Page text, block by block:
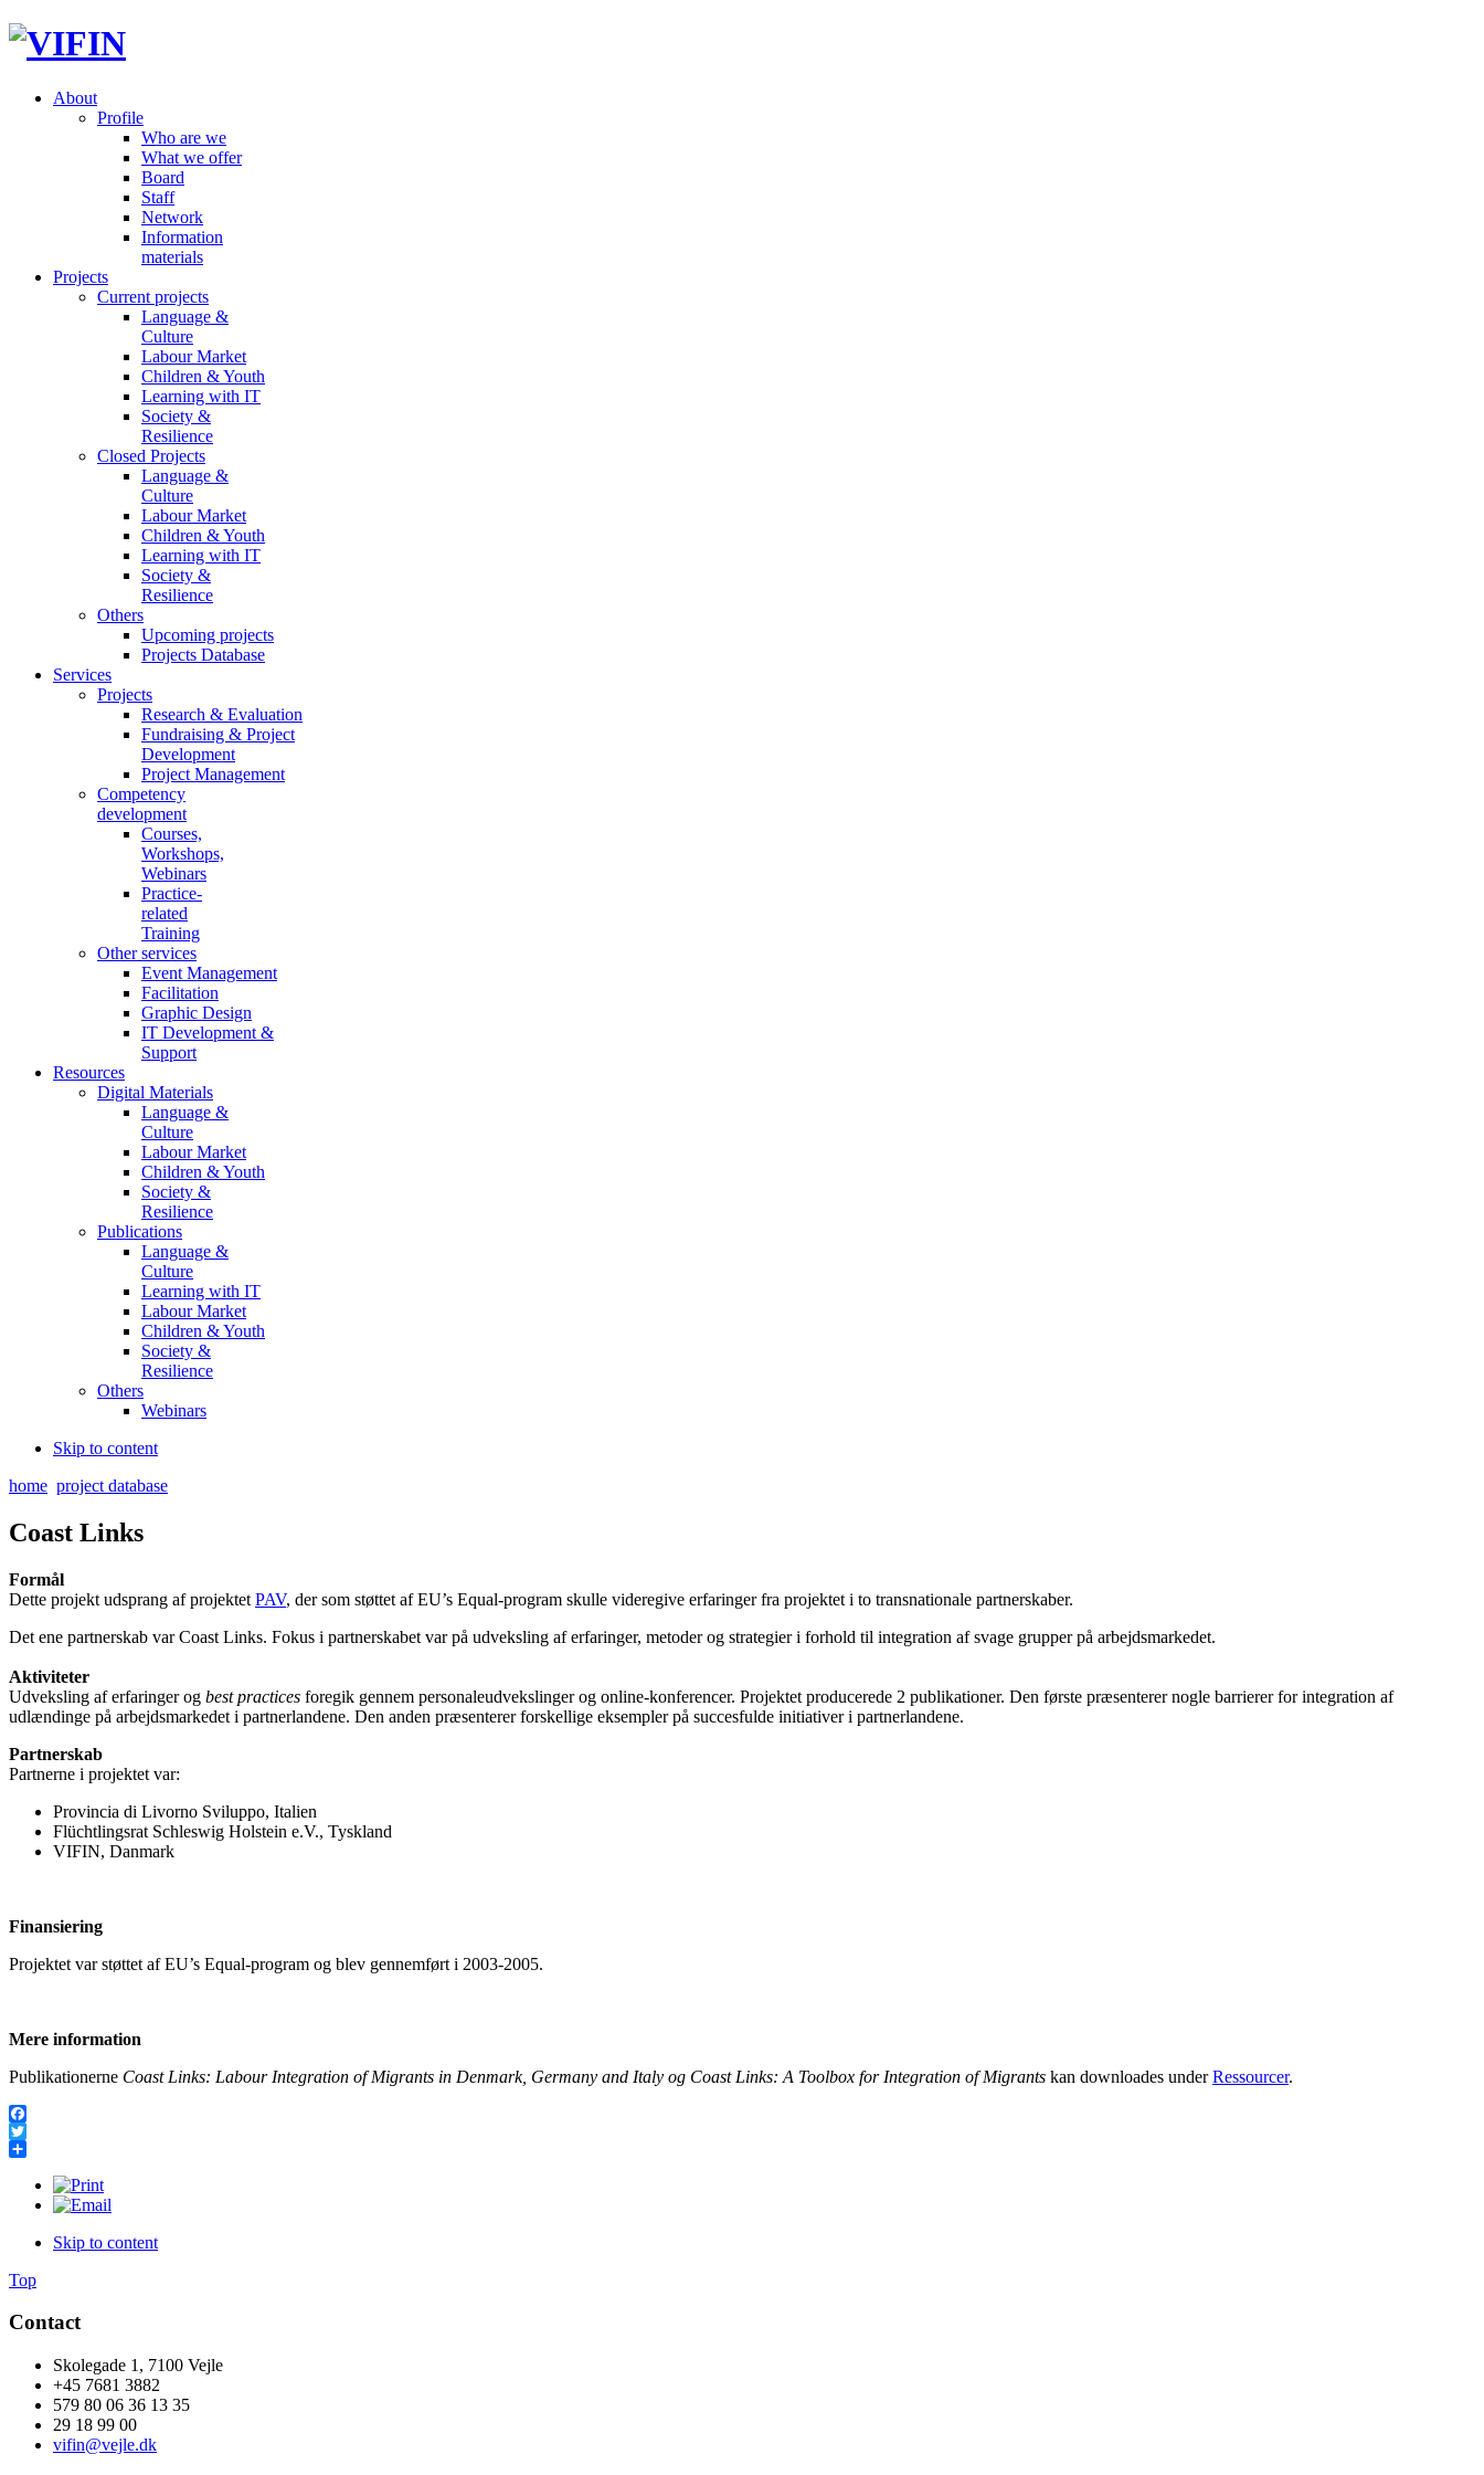
About
Profile
Who are we
What we offer
Board
Staff
Network
Information
materials
Projects
Current projects
Language &
Culture
Labour Market
Children & Youth
Learning with IT
Society &
Resilience
Closed Projects
Language &
Culture
Labour Market
Children & Youth
Learning with IT
Society &
Resilience
Others
Upcoming projects
Projects Database
Services
Projects
Research & Evaluation
Fundraising & Project
Development
Project Management
Competency
development
Courses,
Workshops,
Webinars
Practice-
related
Training
Other services
Event Management
Facilitation
Graphic Design
IT Development &
Support
Resources
Digital Materials
Language &
Culture
Labour Market
Children & Youth
Society &
Resilience
Publications
Language &
Culture
Learning with IT
Labour Market
Children & Youth
Society &
Resilience
Others
Webinars
Skip to content
home project database
Coast Links
Formål
Dette projekt udsprang af projektet PAV, der som støttet af EU’s Equal-program skulle videregive erfaringer fra projektet i to transnationale partnerskaber.
Det ene partnerskab var Coast Links. Fokus i partnerskabet var på udveksling af erfaringer, metoder og strategier i forhold til integration af svage grupper på arbejdsmarkedet.
Aktiviteter
Udveksling af erfaringer og best practices foregik gennem personaleudvekslinger og online-konferencer. Projektet producerede 2 publikationer. Den første præsenterer nogle barrierer for integration af
udlændinge på arbejdsmarkedet i partnerlandene. Den anden præsenterer forskellige eksempler på succesfulde initiativer i partnerlandene.
Partnerskab
Partnerne i projektet var:
Provincia di Livorno Sviluppo, Italien
Flüchtlingsrat Schleswig Holstein e.V., Tyskland
VIFIN, Danmark
Finansiering
Projektet var støttet af EU’s Equal-program og blev gennemført i 2003-2005.
Mere information
Publikationerne Coast Links: Labour Integration of Migrants in Denmark, Germany and Italy og Coast Links: A Toolbox for Integration of Migrants kan downloades underRessourcer.
Facebook
Twitter
Skip to content
Top
Contact
Skolegade 1, 7100 Vejle
+45 7681 3882
579 80 06 36 13 35
29 18 99 00
vifin@vejle.dk